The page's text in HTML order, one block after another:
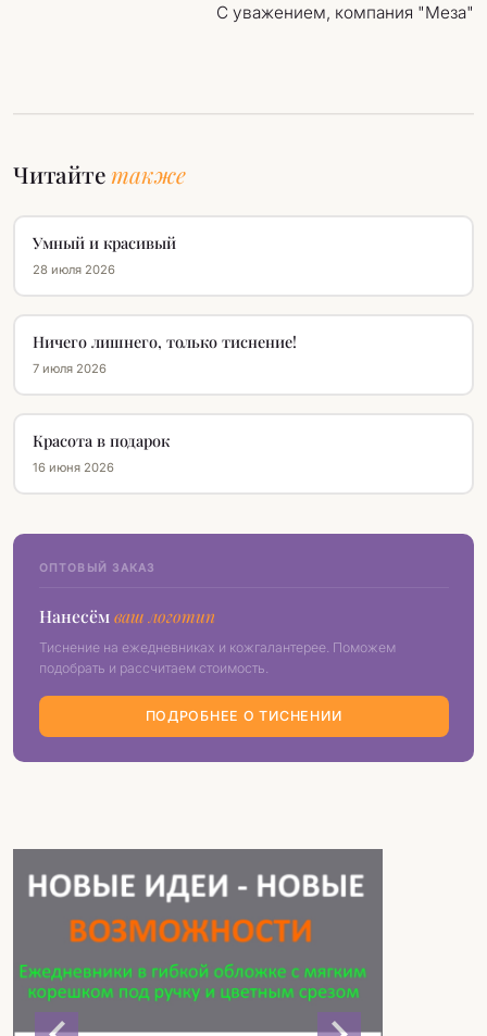
С уважением, компания "Меза"
Читайтетакже
Умный и красивый
28 июля 2026
Ничего лишнего, только тиснение!
7 июля 2026
Красота в подарок
16 июня 2026
ОПТОВЫЙ ЗАКАЗ
Нанесёмваш логотип
Тиснение на ежедневниках и кожгалантерее. Поможем
подобрать и рассчитаем стоимость.
ПОДРОБНЕЕ О ТИСНЕНИИ